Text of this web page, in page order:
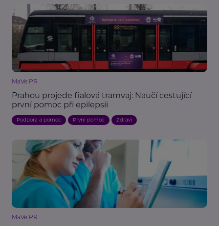
MaVe PR
Prahou projede fialová tramvaj: Naučí cestující
první pomoc při epilepsii
Podpora a pomoc První pomoc Zdraví
MaVe PR